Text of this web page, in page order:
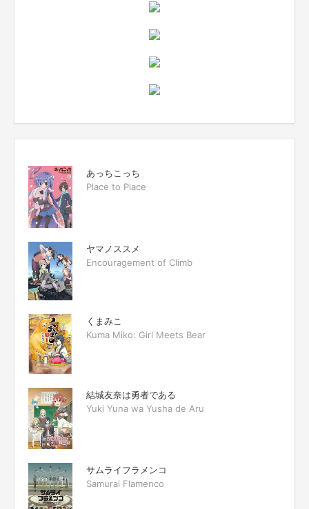
あっちこっち
Place to Place
ヤマノススメ
Encouragement of Climb
くまみこ
Kuma Miko: Girl Meets Bear
結城友奈は勇者である
Yuki Yuna wa Yusha de Aru
サムライフラメンコ
Samurai Flamenco